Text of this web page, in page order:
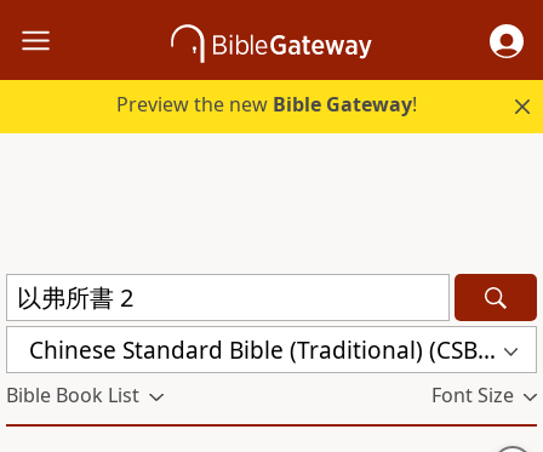
Preview the new Bible Gateway!
Chinese Standard Bible (Traditional) (CSBT)
Bible Book List Font Size